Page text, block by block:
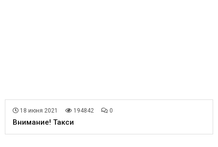
18 июня 2021 194842 0
Внимание! Такси